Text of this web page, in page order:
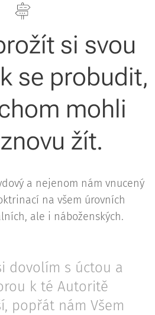
si svou
se probudit,
mohli
žít.
a nejenom nám vnucený
na všem úrovních
ale i náboženských.
dovolím s úctou a
k té Autoritě
popřát nám Všem